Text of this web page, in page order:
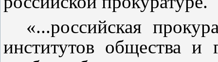
«...российская
институтов общества и